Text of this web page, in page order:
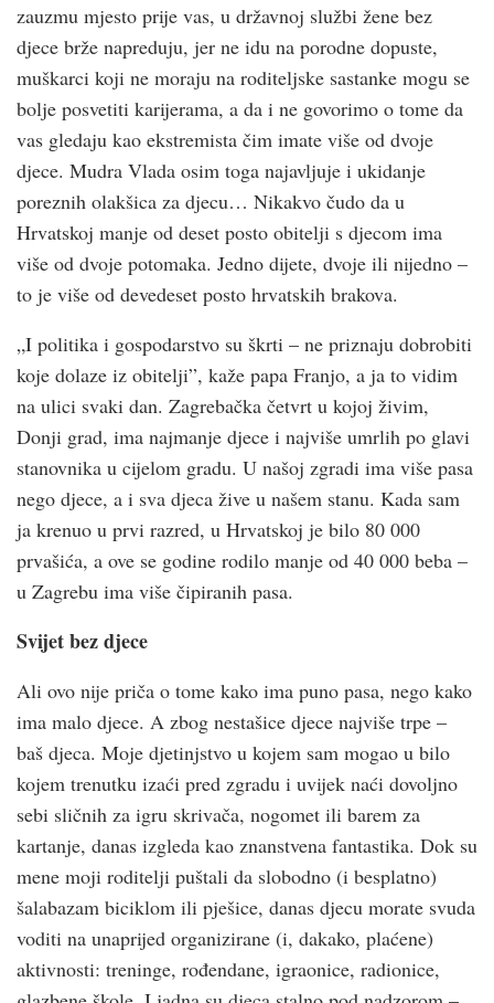
zauzmu mjesto prije vas, u državnoj službi žene bez
djece brže napreduju, jer ne idu na porodne dopuste,
muškarci koji ne moraju na roditeljske sastanke mogu se
bolje posvetiti karijerama, a da i ne govorimo o tome da
vas gledaju kao ekstremista čim imate više od dvoje
djece. Mudra Vlada osim toga najavljuje i ukidanje
poreznih olakšica za djecu… Nikakvo čudo da u
Hrvatskoj manje od deset posto obitelji s djecom ima
više od dvoje potomaka. Jedno dijete, dvoje ili nijedno –
to je više od devedeset posto hrvatskih brakova.
„I politika i gospodarstvo su škrti – ne priznaju dobrobiti
koje dolaze iz obitelji”, kaže papa Franjo, a ja to vidim
na ulici svaki dan. Zagrebačka četvrt u kojoj živim,
Donji grad, ima najmanje djece i najviše umrlih po glavi
stanovnika u cijelom gradu. U našoj zgradi ima više pasa
nego djece, a i sva djeca žive u našem stanu. Kada sam
ja krenuo u prvi razred, u Hrvatskoj je bilo 80 000
prvašića, a ove se godine rodilo manje od 40 000 beba –
u Zagrebu ima više čipiranih pasa.
Svijet bez djece
Ali ovo nije priča o tome kako ima puno pasa, nego kako
ima malo djece. A zbog nestašice djece najviše trpe –
baš djeca. Moje djetinjstvo u kojem sam mogao u bilo
kojem trenutku izaći pred zgradu i uvijek naći dovoljno
sebi sličnih za igru skrivača, nogomet ili barem za
kartanje, danas izgleda kao znanstvena fantastika. Dok su
mene moji roditelji puštali da slobodno (i besplatno)
šalabazam biciklom ili pješice, danas djecu morate svuda
voditi na unaprijed organizirane (i, dakako, plaćene)
aktivnosti: treninge, rođendane, igraonice, radionice,